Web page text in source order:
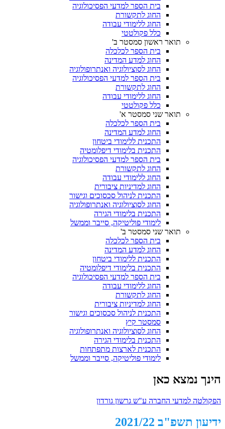
בית הספר למדעי הפסיכולוגיה
החוג לתקשורת
החוג ללימודי עבודה
כלל פקולטטי
תואר ראשון סמסטר ב'
בית הספר לכלכלה
החוג למדע המדינה
החוג לסוציולוגיה ואנתרופולוגיה
בית הספר למדעי הפסיכולוגיה
החוג לתקשורת
החוג ללימודי עבודה
כלל פקולטטי
תואר שני סמסטר א'
בית הספר לכלכלה
החוג למדע המדינה
התכנית ללימודי ביטחון
התכנית בלימודי דיפלומטיה
בית הספר למדעי הפסיכולוגיה
החוג לתקשורת
החוג ללימודי עבודה
החוג למדיניות ציבורית
התכנית לניהול סכסוכים וגישור
החוג לסוציולוגיה ואנתרופולוגיה
התכנית בלימודי הגירה
לימודי פוליטיקה, סייבר וממשל
תואר שני סמסטר ב'
בית הספר לכלכלה
החוג למדע המדינה
התכנית ללימודי ביטחון
התכנית בלימודי דיפלומטיה
בית הספר למדעי הפסיכולוגיה
החוג ללימודי עבודה
החוג לתקשורת
החוג למדיניות ציבורית
התכנית לניהול סכסוכים וגישור
סמסטר קיץ
החוג לסוציולוגיה ואנתרופולוגיה
התכנית בלימודי הגירה
התכנית לארצות מתפתחות
לימודי פוליטיקה, סייבר וממשל
הינך נמצא כאן
הפקולטה למדעי החברה ע"ש גרשון גורדון
ידיעון תשפ"ב 2021/22